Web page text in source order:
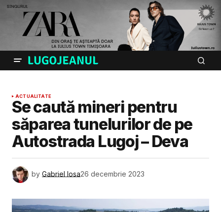
ACTUALITATE
Se caută mineri pentru
săparea tunelurilor de pe
Autostrada Lugoj – Deva
by Gabriel Iosa26 decembrie 2023